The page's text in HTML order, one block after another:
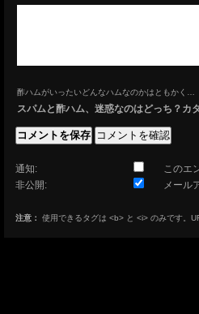
酢ハムがいったいどんなハムなのかはともかく…
スパムと酢ハム、迷惑なのはどっち？カ
通知:
このエ
非公開:
メール
注意： 使用できるタグは <b> と <i> のみです。